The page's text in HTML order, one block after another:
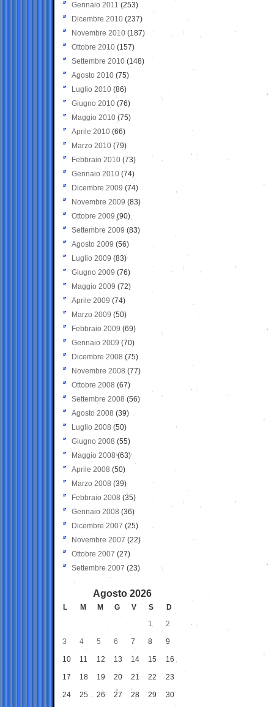
Gennaio 2011 (253)
Dicembre 2010 (237)
Novembre 2010 (187)
Ottobre 2010 (157)
Settembre 2010 (148)
Agosto 2010 (75)
Luglio 2010 (86)
Giugno 2010 (76)
Maggio 2010 (75)
Aprile 2010 (66)
Marzo 2010 (79)
Febbraio 2010 (73)
Gennaio 2010 (74)
Dicembre 2009 (74)
Novembre 2009 (83)
Ottobre 2009 (90)
Settembre 2009 (83)
Agosto 2009 (56)
Luglio 2009 (83)
Giugno 2009 (76)
Maggio 2009 (72)
Aprile 2009 (74)
Marzo 2009 (50)
Febbraio 2009 (69)
Gennaio 2009 (70)
Dicembre 2008 (75)
Novembre 2008 (77)
Ottobre 2008 (67)
Settembre 2008 (56)
Agosto 2008 (39)
Luglio 2008 (50)
Giugno 2008 (55)
Maggio 2008(63)
Aprile 2008 (50)
Marzo 2008 (39)
Febbraio 2008 (35)
Gennaio 2008 (36)
Dicembre 2007 (25)
Novembre 2007 (22)
Ottobre 2007 (27)
Settembre 2007 (23)
Agosto 2026
L M M G V S
D
1
2
3 4 5 6 7 8 9
10 11 12 13 14 15 16
17 18 19 20 21 22 23
24 25 26 27 28 29 30